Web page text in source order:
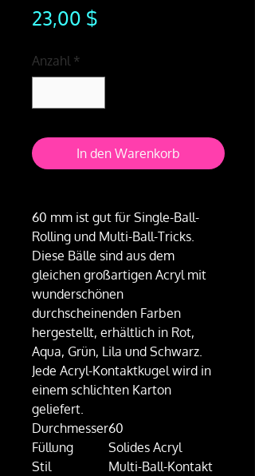
23,00 $
Anzahl *
In den Warenkorb
60 mm ist gut für Single-Ball-
Rolling und Multi-Ball-Tricks.
Diese Bälle sind aus dem
gleichen großartigen Acryl mit
wunderschönen
durchscheinenden Farben
hergestellt, erhältlich in Rot,
Aqua, Grün, Lila und Schwarz.
Jede Acryl-Kontaktkugel wird in
einem schlichten Karton
geliefert.
Durchmesser60
Füllung
Solides Acryl
Stil
Multi-Ball-Kontakt